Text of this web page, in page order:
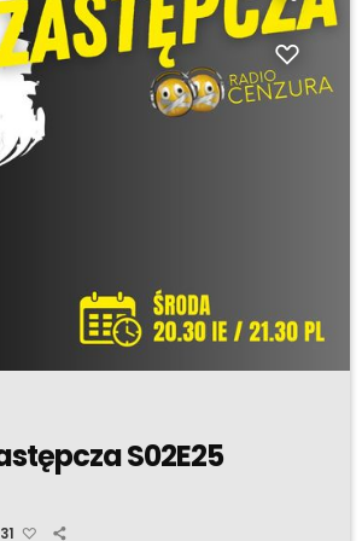
S02E25
31